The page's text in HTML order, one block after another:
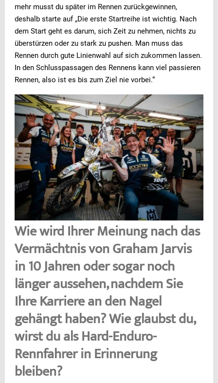
mehr musst du später im Rennen zurückgewinnen,
deshalb starte auf „Die erste Startreihe ist wichtig. Nach
dem Start geht es darum, sich Zeit zu nehmen, nichts zu
überstürzen oder zu stark zu pushen. Man muss das
Rennen durch gute Linienwahl auf sich zukommen lassen.
In den Schlusspassagen des Rennens kann viel passieren
Rennen, also ist es bis zum Ziel nie vorbei.“
Wie wird Ihrer Meinung nach das
Vermächtnis von Graham Jarvis
in 10 Jahren oder sogar noch
länger aussehen, nachdem Sie
Ihre Karriere an den Nagel
gehängt haben? Wie glaubst du,
wirst du als Hard-Enduro-
Rennfahrer in Erinnerung
bleiben?